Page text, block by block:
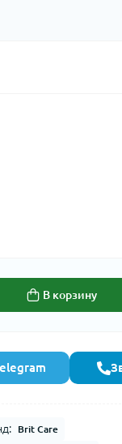
В корзину
Brit Care